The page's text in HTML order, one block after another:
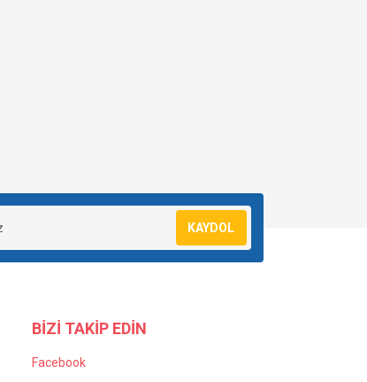
KAYDOL
BİZİ TAKİP EDİN
Facebook